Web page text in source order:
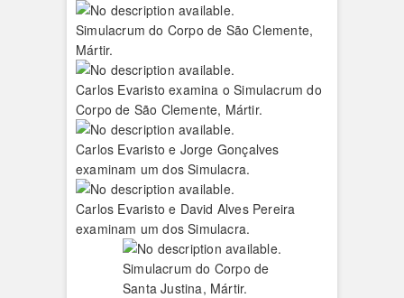
Simulacrum do Corpo de São Clemente,
Mártir.
Carlos Evaristo examina o Simulacrum do
Corpo de São Clemente, Mártir.
Carlos Evaristo e Jorge Gonçalves
examinam um dos Simulacra.
Carlos Evaristo e David Alves Pereira
examinam um dos Simulacra.
Simulacrum do Corpo de
Santa Justina, Mártir.